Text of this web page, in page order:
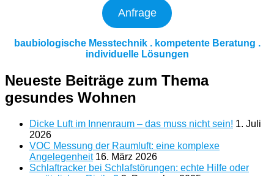
Anfrage
baubiologische Messtechnik . kompetente Beratung .
individuelle Lösungen
Neueste Beiträge zum Thema
gesundes Wohnen
Dicke Luft im Innenraum – das muss nicht sein! 1. Juli
2026
VOC Messung der Raumluft: eine komplexe
Angelegenheit 16. März 2026
Schlaftracker bei Schlafstörungen: echte Hilfe oder